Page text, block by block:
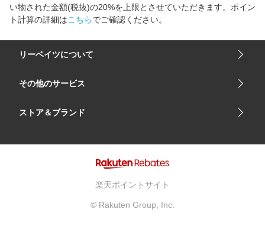
い物された金額(税抜)の20%を上限とさせていただきます。ポイン
ト計算の詳細はこちらでご確認ください。
リーベイツについて
会社概要
サイトマップ
リーベイツ ポイントアシスト
その他のサービス
楽天市場
ストア＆ブランド
楽天ポイントサイト
© Rakuten Group, Inc.